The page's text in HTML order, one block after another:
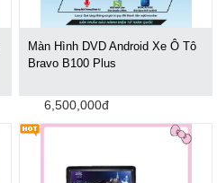
Màn Hình DVD Android Xe Ô Tô
Bravo B100 Plus
6,500,000đ